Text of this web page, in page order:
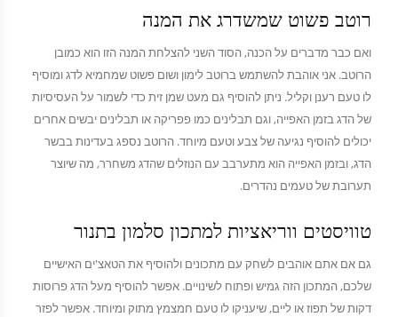
רוטב פשוט שמשדרג את המנה
ואם כבר מדברים על הכנה, הסוד השני להצלחת המנה הזו הוא כמובן
הרוטב. אני אוהבת להשתמש ברוטב לימון ושום פשוט שמחמיא לדג ומוסיף
לו טעם רענן וקליל. ניתן להוסיף גם מעט שמן זית כדי לשמור על העסיסיות
של הדג בזמן האפייה, וגם תבלינים כמו פפריקה או תבלינים יבשים אחרים
יכולים להוסיף נגיעה של צבע וטעם מיוחד. הרוטב נספג בעדינות בבשר
הדג, ובזמן האפייה הוא מתערבב עם הנוזלים שהדג משחרר, מה שיוצר
תערובת של טעמים נהדרים.
טוויסטים ווריאציות למתכון סלמון בתנור
גם אם אתם אוהבים לשחק עם מתכונים ולהוסיף את הטאצ'ים האישיים
שלכם, המתכון הזה גמיש ופתוח לשינויים. אפשר להוסיף מעל הדג פרוסות
דקות של תפוז או ליים, שיעניקו לו טעם חמצמץ מתוק ומיוחד. אפשר לפזר